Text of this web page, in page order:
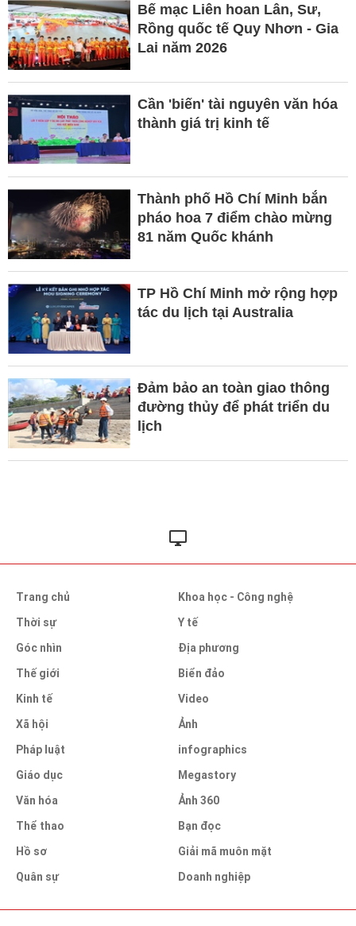
Bế mạc Liên hoan Lân, Sư,
Rồng quốc tế Quy Nhơn - Gia
Lai năm 2026
Cần 'biến' tài nguyên văn hóa
thành giá trị kinh tế
Thành phố Hồ Chí Minh bắn
pháo hoa 7 điểm chào mừng
81 năm Quốc khánh
TP Hồ Chí Minh mở rộng hợp
tác du lịch tại Australia
Đảm bảo an toàn giao thông
đường thủy để phát triển du
lịch
Trang chủ
Thời sự
Góc nhìn
Thế giới
Kinh tế
Xã hội
Pháp luật
Giáo dục
Văn hóa
Thể thao
Hồ sơ
Quân sự
Khoa học - Công nghệ
Y tế
Địa phương
Biển đảo
Video
Ảnh
infographics
Megastory
Ảnh 360
Bạn đọc
Giải mã muôn mặt
Doanh nghiệp